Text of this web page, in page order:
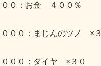
００：お金 ４００％
０００：まじんのツノ ×３
０００：ダイヤ ×３０